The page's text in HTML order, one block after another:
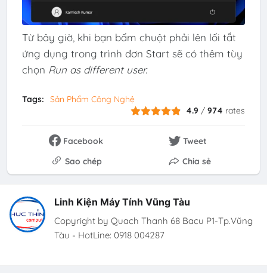
Từ bây giờ, khi bạn bấm chuột phải lên lối tắt
ứng dụng trong trình đơn Start sẽ có thêm tùy
chọn Run as different user.
Tags:
Sản Phẩm Công Nghệ
4.9 /974 rates
Facebook
Tweet
Sao chép
Chia sẻ
Linh Kiện Máy Tính Vũng Tàu
Copyright by Quach Thanh 68 Bacu P1-Tp.Vũng
Tàu - HotLine: 0918 004287